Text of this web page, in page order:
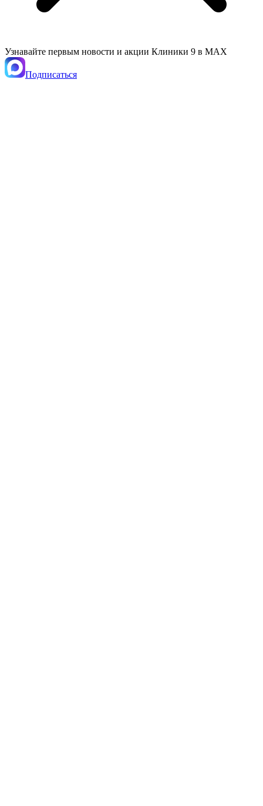
Узнавайте первым новости и акции Клиники 9 в MAX
Подписаться